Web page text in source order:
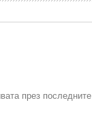
през последните